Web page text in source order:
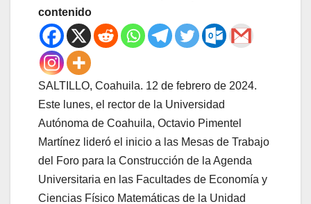
contenido
SALTILLO, Coahuila. 12 de febrero de 2024.
Este lunes, el rector de la Universidad
Autónoma de Coahuila, Octavio Pimentel
Martínez lideró el inicio a las Mesas de Trabajo
del Foro para la Construcción de la Agenda
Universitaria en las Facultades de Economía y
Ciencias Físico Matemáticas de la Unidad